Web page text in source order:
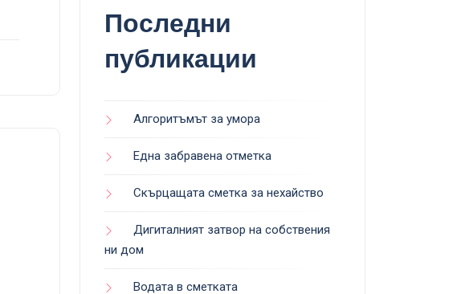
Последни
публикации
Алгоритъмът за умора
Една забравена отметка
Скърцащата сметка за нехайство
Дигиталният затвор на собствения
ни дом
Водата в сметката